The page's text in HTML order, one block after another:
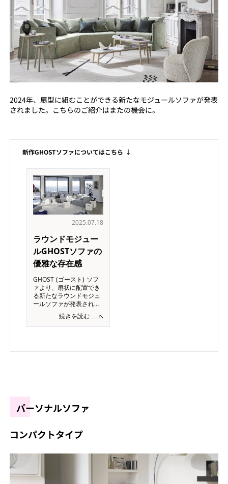
2024年、扇型に組むことができる新たなモジュールソファが発表
されました。こちらのご紹介はまたの機会に。
新作GHOSTソファについてはこちら ↓
2025.07.18
ラウンドモジュー
ルGHOSTソファの
優雅な存在感
GHOST (ゴースト) ソフ
ァより、扇状に配置でき
る新たなラウンドモジュ
ールソファが発表されま
した。昨年、2024年に登
場した新しいシリーズで
す。 - GHOST 33-
続きを読む
パーソナルソファ
コンパクトタイプ